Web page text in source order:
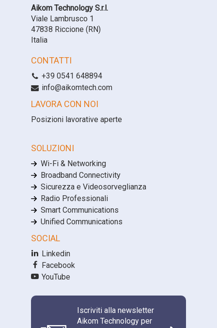
Aikom Technology S.r.l.
Viale Lambrusco 1
47838 Riccione (RN)
Italia
CONTATTI
+39 0541 648894
info@aikomtech.com
LAVORA CON NOI
Posizioni lavorative aperte
SOLUZIONI
Wi-Fi & Networking
Broadband Connectivity
Sicurezza e Videosorveglianza
Radio Professionali
Smart Communications
Unified Communications
SOCIAL
Linkedin
Facebook
YouTube
Iscriviti alla newsletter
Aikom Technology per